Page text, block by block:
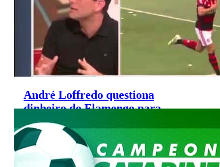
André Loffredo questiona
dinheiro do Flamengo para
contratar Conca